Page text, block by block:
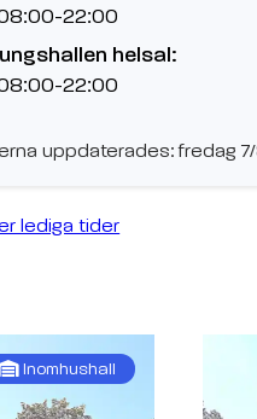
22:00
helsal:
22:00
uppdaterades: fredag
lediga tider
Inomhushall